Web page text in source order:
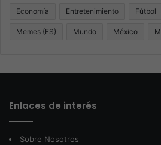
Economía Entretenimiento Fútbol
Memes (ES) Mundo México
Enlaces de interés
Sobre Nosotros